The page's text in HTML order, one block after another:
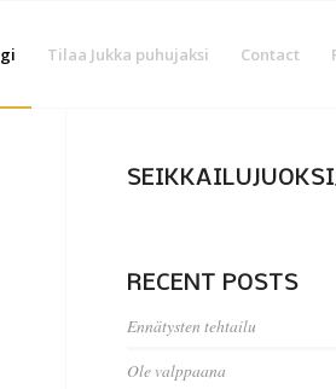
Tilaa Jukka puhujaksi Contact
RECENT POSTS
Ennätysten tehtailu
Ole valppaana